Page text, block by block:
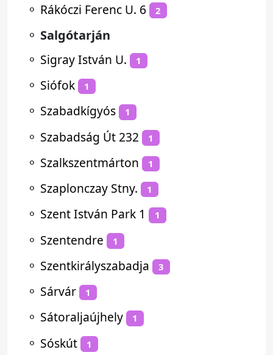
⚬ Rákóczi Ferenc U. 6 2
⚬ Salgótarján
⚬ Sigray István U. 1
⚬ Siófok 1
⚬ Szabadkígyós 1
⚬ Szabadság Út 232 1
⚬ Szalkszentmárton 1
⚬ Szaplonczay Stny. 1
⚬ Szent István Park 1 1
⚬ Szentendre 1
⚬ Szentkirályszabadja 3
⚬ Sárvár 1
⚬ Sátoraljaújhely 1
⚬ Sóskút 1